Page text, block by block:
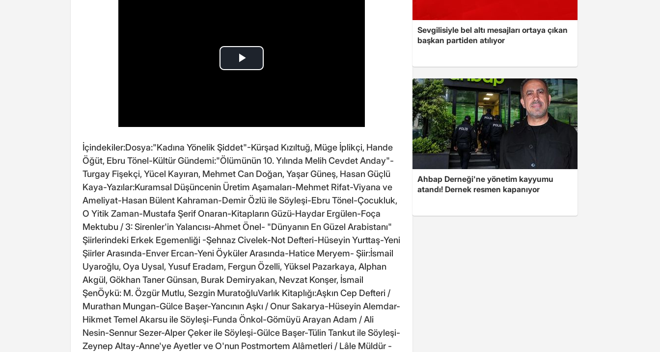
İçindekiler:Dosya:"Kadına Yönelik Şiddet"-Kürşad Kızıltuğ, Müge İplikçi, Hande
Öğüt, Ebru Tönel-Kültür Gündemi:"Ölümünün 10. Yılında Melih Cevdet Anday"-
Turgay Fişekçi, Yücel Kayıran, Mehmet Can Doğan, Yaşar Güneş, Hasan Güçlü
Kaya-Yazılar:Kuramsal Düşüncenin Üretim Aşamaları-Mehmet Rifat-Viyana ve
Ameliyat-Hasan Bülent Kahraman-Demir Özlü ile Söyleşi-Ebru Tönel-Çocukluk,
O Yitik Zaman-Mustafa Şerif Onaran-Kitapların Güzü-Haydar Ergülen-Foça
Mektubu / 3: Sirenler'in Yalancısı-Ahmet Önel- "Dünyanın En Güzel Arabistanı"
Şiirlerindeki Erkek Egemenliği -Şehnaz Civelek-Not Defteri-Hüseyin Yurttaş-Yeni
Şiirler Arasında-Enver Ercan-Yeni Öyküler Arasında-Hatice Meryem- Şiir:İsmail
Uyaroğlu, Oya Uysal, Yusuf Eradam, Fergun Özelli, Yüksel Pazarkaya, Alphan
Akgül, Gökhan Taner Günsan, Burak Demiryakan, Nevzat Konşer, İsmail
ŞenÖykü: M. Özgür Mutlu, Sezgin MuratoğluVarlık Kitaplığı:Aşkın Cep Defteri /
Murathan Mungan-Gülce Başer-Yancının Aşkı / Onur Sakarya-Hüseyin Alemdar-
Hikmet Temel Akarsu ile Söyleşi-Funda Önkol-Gömüyü Arayan Adam / Ali
Nesin-Sennur Sezer-Alper Çeker ile Söyleşi-Gülce Başer-Tülin Tankut ile Söyleşi-
Zeynep Altay-Anne'ye Ayetler ve O'nun Postmortem Alâmetleri / Lâle Müldür -
Sevgilisiyle bel altı mesajları ortaya çıkan
başkan partiden atılıyor
Ahbap Derneği'ne yönetim kayyumu
atandı! Dernek resmen kapanıyor